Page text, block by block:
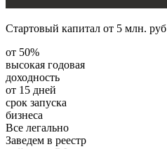
Стартовый капитал от 5 млн. руб
от 50%
высокая годовая
доходность
от 15 дней
срок запуска
бизнеса
Все легально
Заведем в реестр